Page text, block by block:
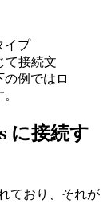
イプ
て接続文
例ではロ
に接続す
ており、それが